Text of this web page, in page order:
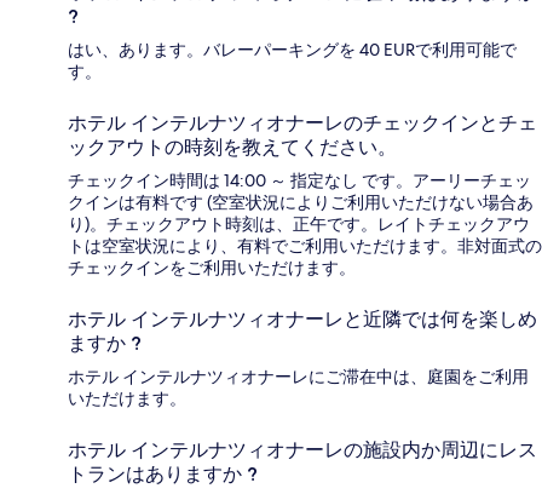
?
はい、あります。バレーパーキングを 40 EURで利用可能で
す。
ホテル インテルナツィオナーレのチェックインとチェ
ックアウトの時刻を教えてください。
チェックイン時間は 14:00 ～ 指定なし です。アーリーチェッ
クインは有料です (空室状況によりご利用いただけない場合あ
り)。チェックアウト時刻は、正午です。レイトチェックアウ
トは空室状況により、有料でご利用いただけます。非対面式の
チェックインをご利用いただけます。
ホテル インテルナツィオナーレと近隣では何を楽しめ
ますか ?
ホテル インテルナツィオナーレにご滞在中は、庭園をご利用
いただけます。
ホテル インテルナツィオナーレの施設内か周辺にレス
トランはありますか ?